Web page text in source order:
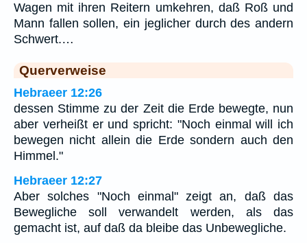
Wagen mit ihren Reitern umkehren, daß Roß und
Mann fallen sollen, ein jeglicher durch des andern
Schwert.…
Querverweise
Hebraeer 12:26
dessen Stimme zu der Zeit die Erde bewegte, nun
aber verheißt er und spricht: "Noch einmal will ich
bewegen nicht allein die Erde sondern auch den
Himmel."
Hebraeer 12:27
Aber solches "Noch einmal" zeigt an, daß das
Bewegliche soll verwandelt werden, als das
gemacht ist, auf daß da bleibe das Unbewegliche.